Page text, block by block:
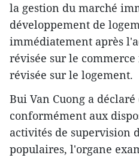
la gestion du marché
développement de
immédiatement après
révisée sur le
révisée sur le logement.
Bui Van Cuong a déclaré
conformément aux
activités de supervision
populaires, l'organe